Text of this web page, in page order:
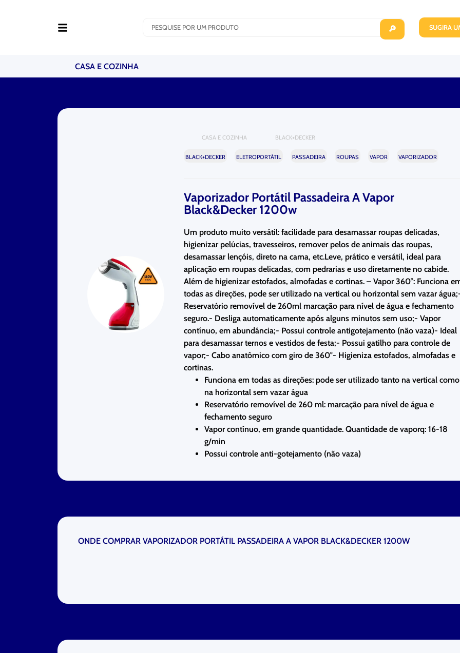
🔎 SUGIRA
CASA E COZINHA
CASA E COZINHA BLACK+DECKER
BLACK+DECKER ELETROPORTÁTIL PASSADEIRA ROUPAS VAPOR VAPORIZADOR
Vaporizador Portátil Passadeira A Vapor
Black&Decker 1200w
Um produto muito versátil: facilidade para desamassar roupas delicadas,
higienizar pelúcias, travesseiros, remover pelos de animais das roupas,
desamassar lençóis, direto na cama, etc.Leve, prático e versátil, ideal para
aplicação em roupas delicadas, com pedrarias e uso diretamente no cabide.
Além de higienizar estofados, almofadas e cortinas. – Vapor 360°: Funciona
todas as direções, pode ser utilizado na vertical ou horizontal sem vazar
Reservatório removível de 260ml marcação para nível de água e fechamento
seguro.- Desliga automaticamente após alguns minutos sem uso;- Vapor
contínuo, em abundância;- Possui controle antigotejamento (não vaza)- Ideal
para desamassar ternos e vestidos de festa;- Possui gatilho para controle de
vapor;- Cabo anatômico com giro de 360°- Higieniza estofados, almofadas e
cortinas.
Funciona em todas as direções: pode ser utilizado tanto na vertical como
na horizontal sem vazar água
Reservatório removível de 260 ml: marcação para nível de água e
fechamento seguro
Vapor contínuo, em grande quantidade. Quantidade de vaporq: 16-18
g/min
Possui controle anti-gotejamento (não vaza)
ONDE COMPRAR VAPORIZADOR PORTÁTIL PASSADEIRA A VAPOR BLACK&DECKER 1200W